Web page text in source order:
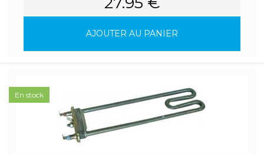
AJOUTER AU PANIER
En stock